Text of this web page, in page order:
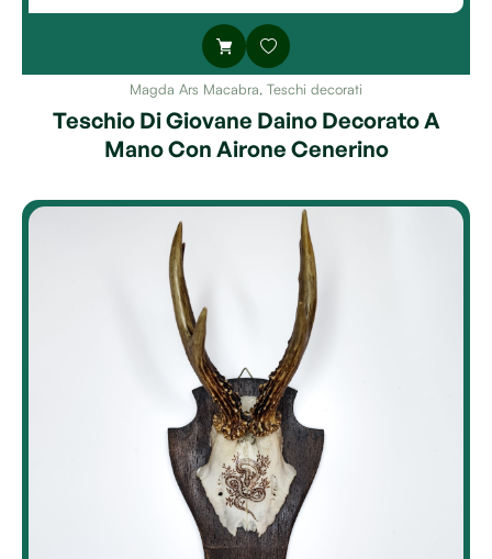
Magda Ars Macabra, Teschi decorati
Teschio Di Giovane Daino Decorato A
Mano Con Airone Cenerino